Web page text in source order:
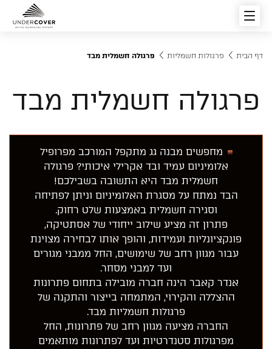
דף הבית פרגולות חשמליות פרגולה חשמלית מבד
פרגולה חשמלית מבד
מחפשים מבנה גג מתקפל המורכב מפרופיל
אלומיניום עמיד ובד אקרילי איכותי? פרגולה
חשמלית מבד היא התשובה בשבילכם!
הבד נמתח על מסגרת האלומיניום וניתן לפתיחה
וסגירה חשמלית באמצעות שלט רחוק.
פתרון זה מציע שילוב ייחודי של אסתטיקה,
פונקציונליות ועמידות, והופך אותו לבחירה מצוינת
עבור מגוון רחב של שימושים, החל ממבני מגורים
ועד למבני מסחר.
אנדר קאבר הינה חברה מובילה בתחום פתרונות
ההצללה והקירוי, המתמחה בייצור והתקנה של
פרגולות חשמליות מבד.
החברה מציעה מגוון רחב של פתרונות, החל
מפרגולות סטנדרטיות ועד לפתרונות מותאמים
פרגולות חשמליות
סוגי הפרגולות החשמליות
פתרונות הצללה
מוצרים מובילים
רפפות וגגות הזזה חשמליים
צור קשר